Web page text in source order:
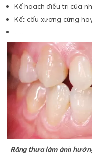
Kế hoạch điều trị của
Kết cấu xương cứng
Răng thưa làm ảnh